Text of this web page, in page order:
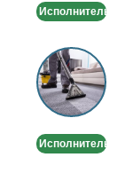
Исполнитель
Химчистка
ковров
на
дому/
Исполнитель